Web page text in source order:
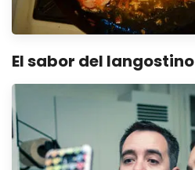
El sabor del langostino